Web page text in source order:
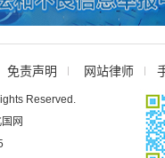
免责声明 网站律师
Reserved.
网